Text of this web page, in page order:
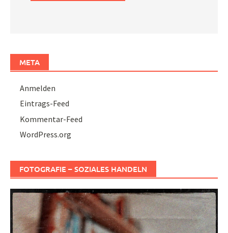
META
Anmelden
Eintrags-Feed
Kommentar-Feed
WordPress.org
FOTOGRAFIE – SOZIALES HANDELN